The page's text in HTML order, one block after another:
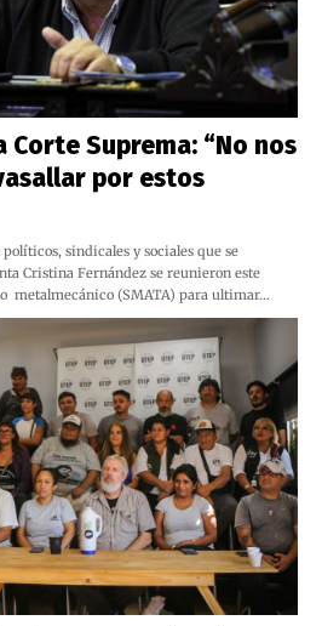
Suprema: “No nos
por estos
sindicales y sociales que se
Cristina Fernández se reunieron este
metalmecánico (SMATA) para ultimar…